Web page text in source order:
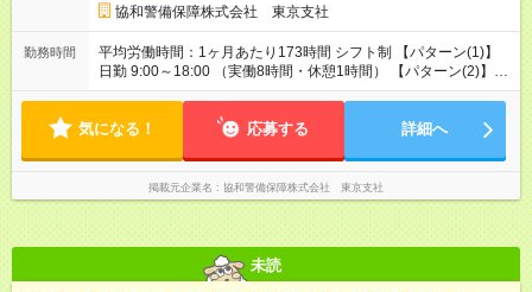
要員講習 ■上級救命講習 など → 入社3ヶ月後に支給（当社規
定） ★ 賞与年2回（6月・12月） ※試用期間6ヶ月あり（給与・
待遇の変更なし） ※残業代は全額支給 ※法定研修中（3日間・20
時間）の日給：9,814円 【試用期間】試用期間あり 試用期間の
3日間あり（20時間）／2万9,422円支給 ※試用期間中の給与や
待遇に差異はありません
協和警備保障株式会社 東京支社
勤務時間
平均労働時間：1ヶ月あたり173時間 シフト制 【パターン(1)】
日勤 9:00～18:00 （実働8時間・休憩1時間） 【パターン(2)】当
務（24時間） 9:00～翌9:00 （実働16時間・休憩8時間） → 勤務
ン(3)】夜勤 21:00～翌9:00 （実働8時間・休憩4時間） → 仮眠
ン(1)】日勤 9:00～18:00 （実働8時間・休憩1時間） 【パターン
(2)】当務（24時間） 9:00～翌9:00 （実働16時間・休憩8時間）
→ 勤務中に仮眠休憩あり → 翌日は「明け休み」で完全フリー
気になる！ 応募する 詳細へ
掲載元企業名 協和警備保障株式会社 東京支社
未読